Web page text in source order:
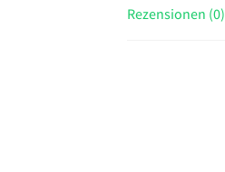
Rezensionen (0)